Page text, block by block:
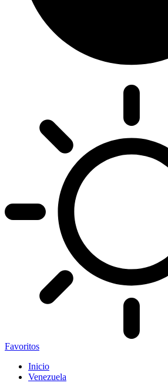
Favoritos
Inicio
Venezuela